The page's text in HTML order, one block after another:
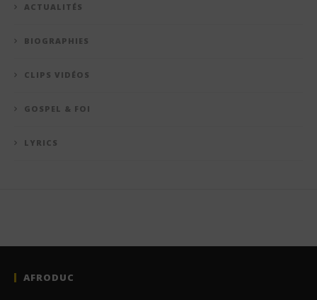
ACTUALITÉS
BIOGRAPHIES
CLIPS VIDÉOS
GOSPEL & FOI
LYRICS
AFRODUC